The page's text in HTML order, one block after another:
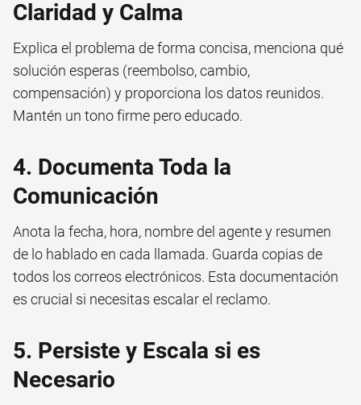
Claridad y Calma
Explica el problema de forma concisa, menciona qué
solución esperas (reembolso, cambio,
compensación) y proporciona los datos reunidos.
Mantén un tono firme pero educado.
4. Documenta Toda la
Comunicación
Anota la fecha, hora, nombre del agente y resumen
de lo hablado en cada llamada. Guarda copias de
todos los correos electrónicos. Esta documentación
es crucial si necesitas escalar el reclamo.
5. Persiste y Escala si es
Necesario